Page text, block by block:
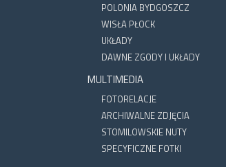
POLONIA BYDGOSZCZ
WISŁA PŁOCK
UKŁADY
DAWNE ZGODY I UKŁADY
MULTIMEDIA
FOTORELACJE
ARCHIWALNE ZDJĘCIA
STOMILOWSKIE NUTY
SPECYFICZNE FOTKI